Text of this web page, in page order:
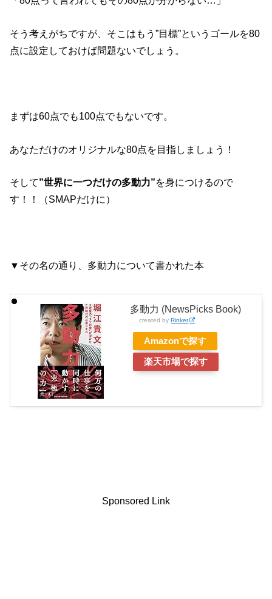
そう考えがちですが、そこはもう”目標”というゴールを80
点に設定しておけば問題ないでしょう。
まずは60点でも100点でもないです。
あなただけのオリジナルな80点を目指しましょう！
そして”世界に一つだけの多動力”を身につけるので
す！！（SMAPだけに）
▼その名の通り、多動力について書かれた本
多動力 (NewsPicks Book)
created byRinker
Amazonで探す
楽天市場で探す
Sponsored Link